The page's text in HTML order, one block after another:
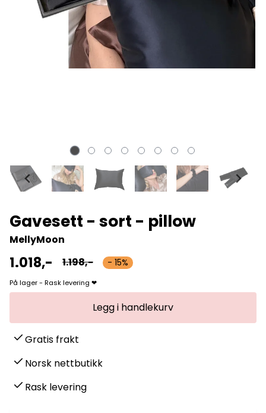
Gavesett - sort - pillow
MellyMoon
1.018,- 1.198,- - 15%
På lager - Rask levering ❤
Gratis frakt
Norsk nettbutikk
Rask levering